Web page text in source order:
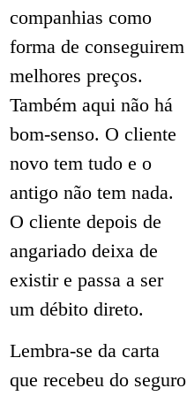
companhias como
forma de conseguirem
melhores preços.
Também aqui não há
bom-senso. O cliente
novo tem tudo e o
antigo não tem nada.
O cliente depois de
angariado deixa de
existir e passa a ser
um débito direto.
Lembra-se da carta
que recebeu do seguro